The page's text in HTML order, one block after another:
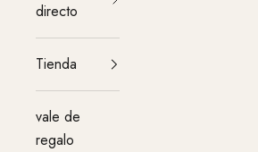
directo
Tienda
vale de
regalo